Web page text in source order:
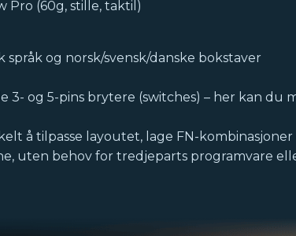
Pro (60g, stille, taktil)
språk og norsk/svensk/danske bokstaver
3- og 5-pins brytere (switches) – her kan
å tilpasse layoutet, lage FN-
uten behov for tredjeparts programvare